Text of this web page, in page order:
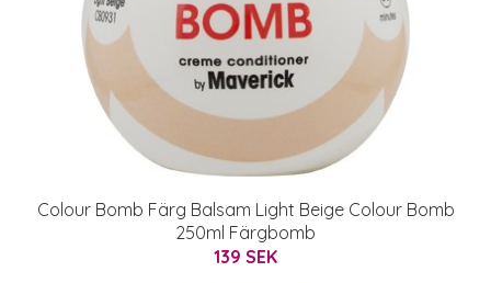
Colour Bomb Färg Balsam Light Beige Colour Bomb
250ml Färgbomb
139 SEK